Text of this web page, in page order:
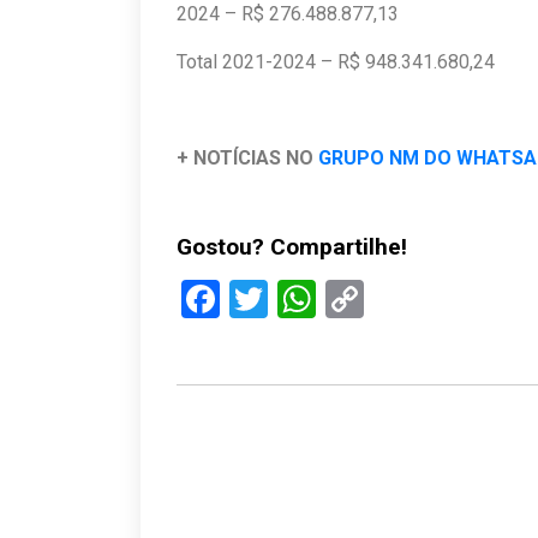
2024 – R$ 276.488.877,13
Total 2021-2024 – R$ 948.341.680,24
+ NOTÍCIAS NO GRUPO NM DO
Gostou? Compartilhe!
Facebook
TwitterWhatsApp